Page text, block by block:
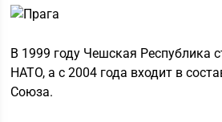
В 1999 году Чешская Республика
НАТО, а с 2004 года входит в
Союза.